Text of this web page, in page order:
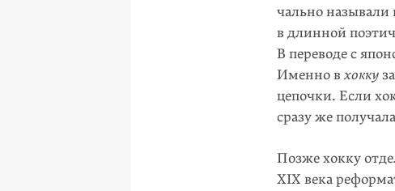
чально называли
в длинной
В переводе с
Именно вхокку
цепочки. Если
сразу же
Позже хокку
XIX века